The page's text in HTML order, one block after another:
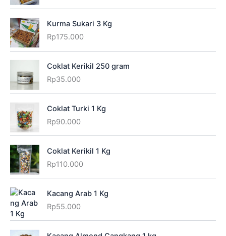
Kurma Sukari 3 Kg
Rp175.000
Coklat Kerikil 250 gram
Rp35.000
Coklat Turki 1 Kg
Rp90.000
Coklat Kerikil 1 Kg
Rp110.000
Kacang Arab 1 Kg
Rp55.000